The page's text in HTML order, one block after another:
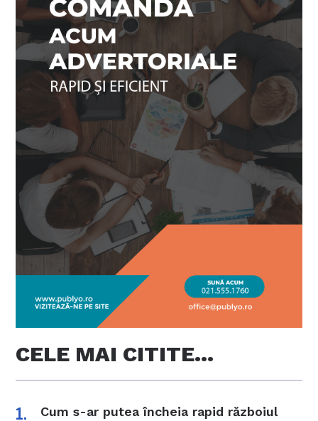
CELE MAI CITITE…
Cum s-ar putea încheia rapid războiul